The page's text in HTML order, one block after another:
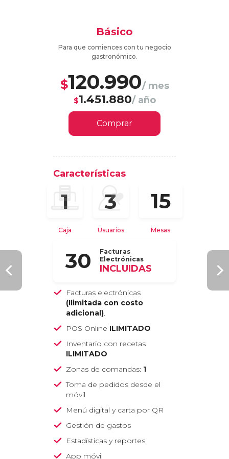
Básico
Para que comiences con tu negocio
gastronómico.
$120.990/ mes
$1.451.880/ año
Comprar
Características
1
Caja
3
Usuarios
15
Mesas
30
Facturas
Electrónicas
INCLUIDAS
Facturas electrónicas
(Ilimitada con costo
adicional)
POS Online ILIMITADO
Inventario con recetas
ILIMITADO
Zonas de comandas: 1
Toma de pedidos desde el
móvil
Menú digital y carta por QR
Gestión de gastos
Estadísticas y reportes
App móvil